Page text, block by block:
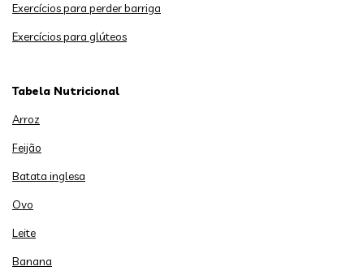
Exercícios para perder barriga
Exercícios para glúteos
Tabela Nutricional
Arroz
Feijão
Batata inglesa
Ovo
Leite
Banana